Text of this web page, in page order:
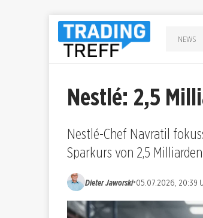
NEWS
Nestlé: 2,5
Nestlé-Chef Navratil
Sparkurs von 2,5
Dieter Jaworski•05.07.2026, 20:39